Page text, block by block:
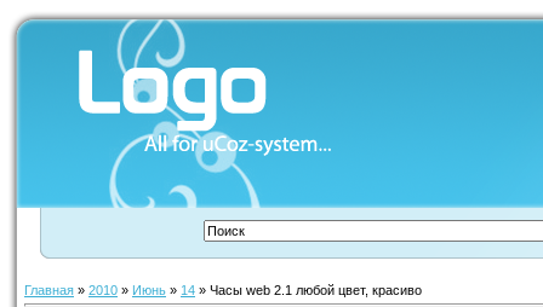
Главная » 2010 » Июнь » 14 » Часы web 2.1 любой цвет, красиво